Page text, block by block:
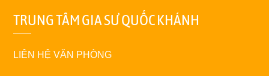
TRUNG TÂM GIA SƯ QUỐC KHÁNH
LIÊN HỆ VĂN PHÒNG